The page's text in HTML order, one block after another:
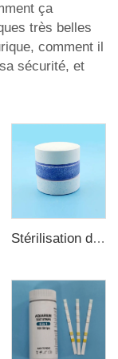
ça
très belles
comment il
sécurité, et
Stérilisation de l'eau TCCA Comprimé de chlore 3 pouces Acide trichloroisocyanurique